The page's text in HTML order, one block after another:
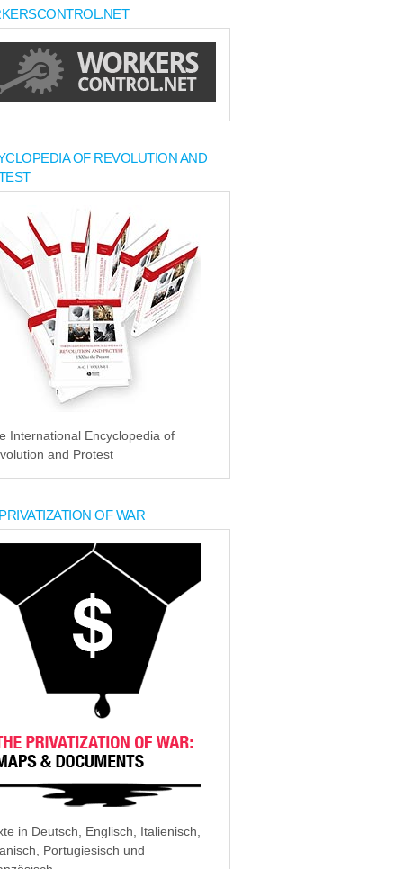
OF REVOLUTION AND
International Encyclopedia of
and Protest
OF WAR
in Deutsch, Englisch, Italienisch,
Portugiesisch und